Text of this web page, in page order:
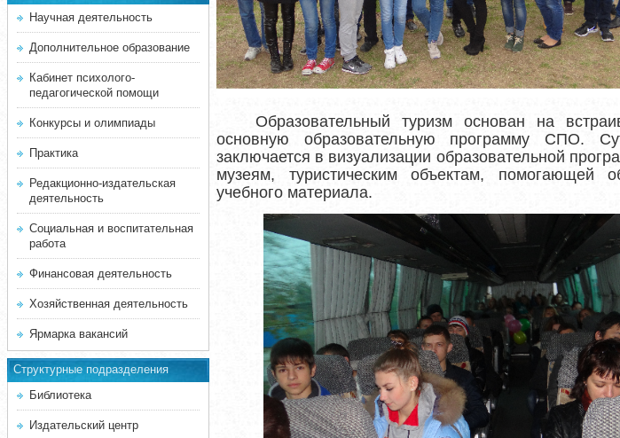
Научная деятельность
Дополнительное образование
Кабинет психолого-
педагогической помощи
Конкурсы и олимпиады
Практика
Редакционно-издательская
деятельность
Социальная и воспитательная
работа
Финансовая деятельность
Хозяйственная деятельность
Ярмарка вакансий
Структурные подразделения
Библиотека
Издательский центр
Образовательный туризм основан на
основную образовательную программу СПО.
заключается в визуализации образовательной
музеям, туристическим объектам, помогающей
учебного материала.